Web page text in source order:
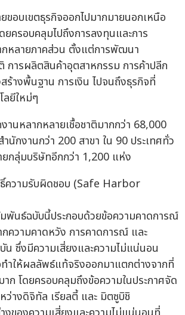
บเขตธุรกิจออกไปมากมายนอกเหนือ
ยครอบคลุมไปถึงการลงทุนและการ
กหลายภาคส่วน ตั้งแต่การพัฒนา
การผลิตสินค้าอุตสาหกรรม การค้าปลีก
ร้างพื้นฐาน การเงิน ไปจนถึงธุรกิจที่
ลยีใหม่ๆ
ลากหลายเชื้อชาติมากกว่า 68,000
นักงานกว่า 200 สาขา ใน 90 ประเทศทั่ว
ยกลุ่มบริษัทอีกกว่า 1,200 แห่ง
ามรับผิดชอบ (Safe Harbor
ธ์ฉบับนี้ประกอบด้วยข้อความคาดการณ์
ความคาดหวัง การคาดการณ์ และ
ซึ่งมีความเสี่ยงและความไม่แน่นอน
ทำให้ผลลัพธ์แท้จริงออกมาแตกต่างจากที่
ก โดยครอบคลุมถึงข้อความในประกาศจัด
ว่างดิจิทัล เรียลตี้ และ มิตซูบิชิ